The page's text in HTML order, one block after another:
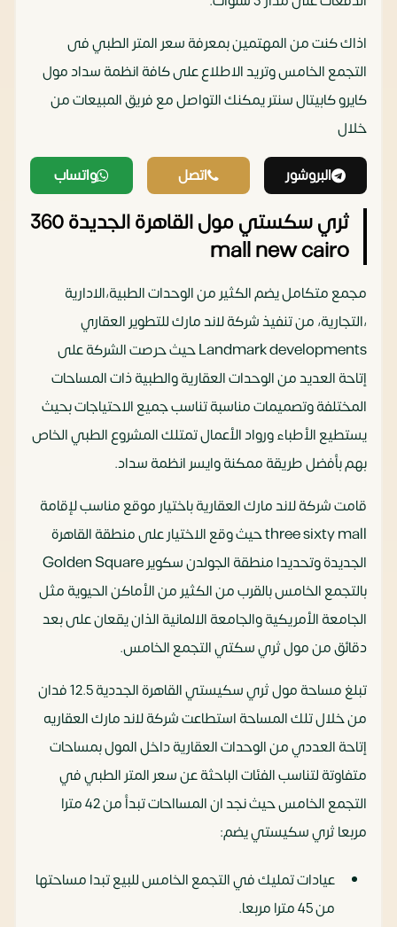
اذاك كنت من المهتمين بمعرفة سعر المتر الطبي فى
التجمع الخامس وتريد الاطلاع على كافة انظمة سداد مول
كايرو كابيتال سنتر يمكنك التواصل مع فريق المبيعات من
خلال
البروشور اتصل واتساب
ثري سكستي مول القاهرة الجديدة 360
mall new cairo
مجمع متكامل يضم الكثير من الوحدات الطبية،الادارية
،التجارية، من تنفيذ شركة لاند مارك للتطوير العقاري
Landmark developments حيث حرصت الشركة على
إتاحة العديد من الوحدات العقارية والطبية ذات المساحات
المختلفة وتصميمات مناسبة تناسب جميع الاحتياجات بحيث
يستطيع الأطباء ورواد الأعمال تمتلك المشروع الطبي الخاص
بهم بأفضل طريقة ممكنة وايسر انظمة سداد.
قامت شركة لاند مارك العقارية باختيار موقع مناسب لإقامة
three sixty mall حيث وقع الاختيار على منطقة القاهرة
الجديدة وتحديدا منطقة الجولدن سكوير Golden Square
بالتجمع الخامس بالقرب من الكثير من الأماكن الحيوية مثل
الجامعة الأمريكية والجامعة الالمانية الذان يقعان على بعد
دقائق من مول ثري سكتي التجمع الخامس.
تبلغ مساحة مول ثري سكيستي القاهرة الجددية 12.5 فدان
من خلال تلك المساحة استطاعت شركة لاند مارك العقاريه
إتاحة العددي من الوحدات العقارية داخل المول بمساحات
متفاوتة لتناسب الفئات الباحثة عن سعر المتر الطبي في
التجمع الخامس حيث نجد ان المسااحات تبدأ من 42 مترا
مربعا ثري سكيستي يضم:
عيادات تمليك في التجمع الخامس للبيع تبدا مساحتها
من 45 مترا مربعا.